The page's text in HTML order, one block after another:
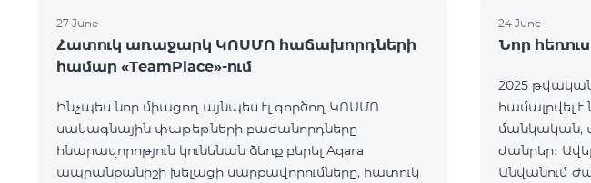
27 June
Հատուկ առաջարկ ԿՈՍՄՈ հաճախորդների
համար «TeamPlace»-ում
Ինչպես նոր միացող այնպես էլ գործող ԿՈՍՄՈ
սակագնային փաթեթների բաժանորդները
հնարավորոթյուն կունենան ձեռք բերել Aqara
ապրանքանիշի խելացի սարքավորումները, հատուկ
24 June
Նոր
2025
համալրվել է
մանկական,
ժանրեր։
Անվանում Ժանր 122 Cartoon classic Մանկական 177